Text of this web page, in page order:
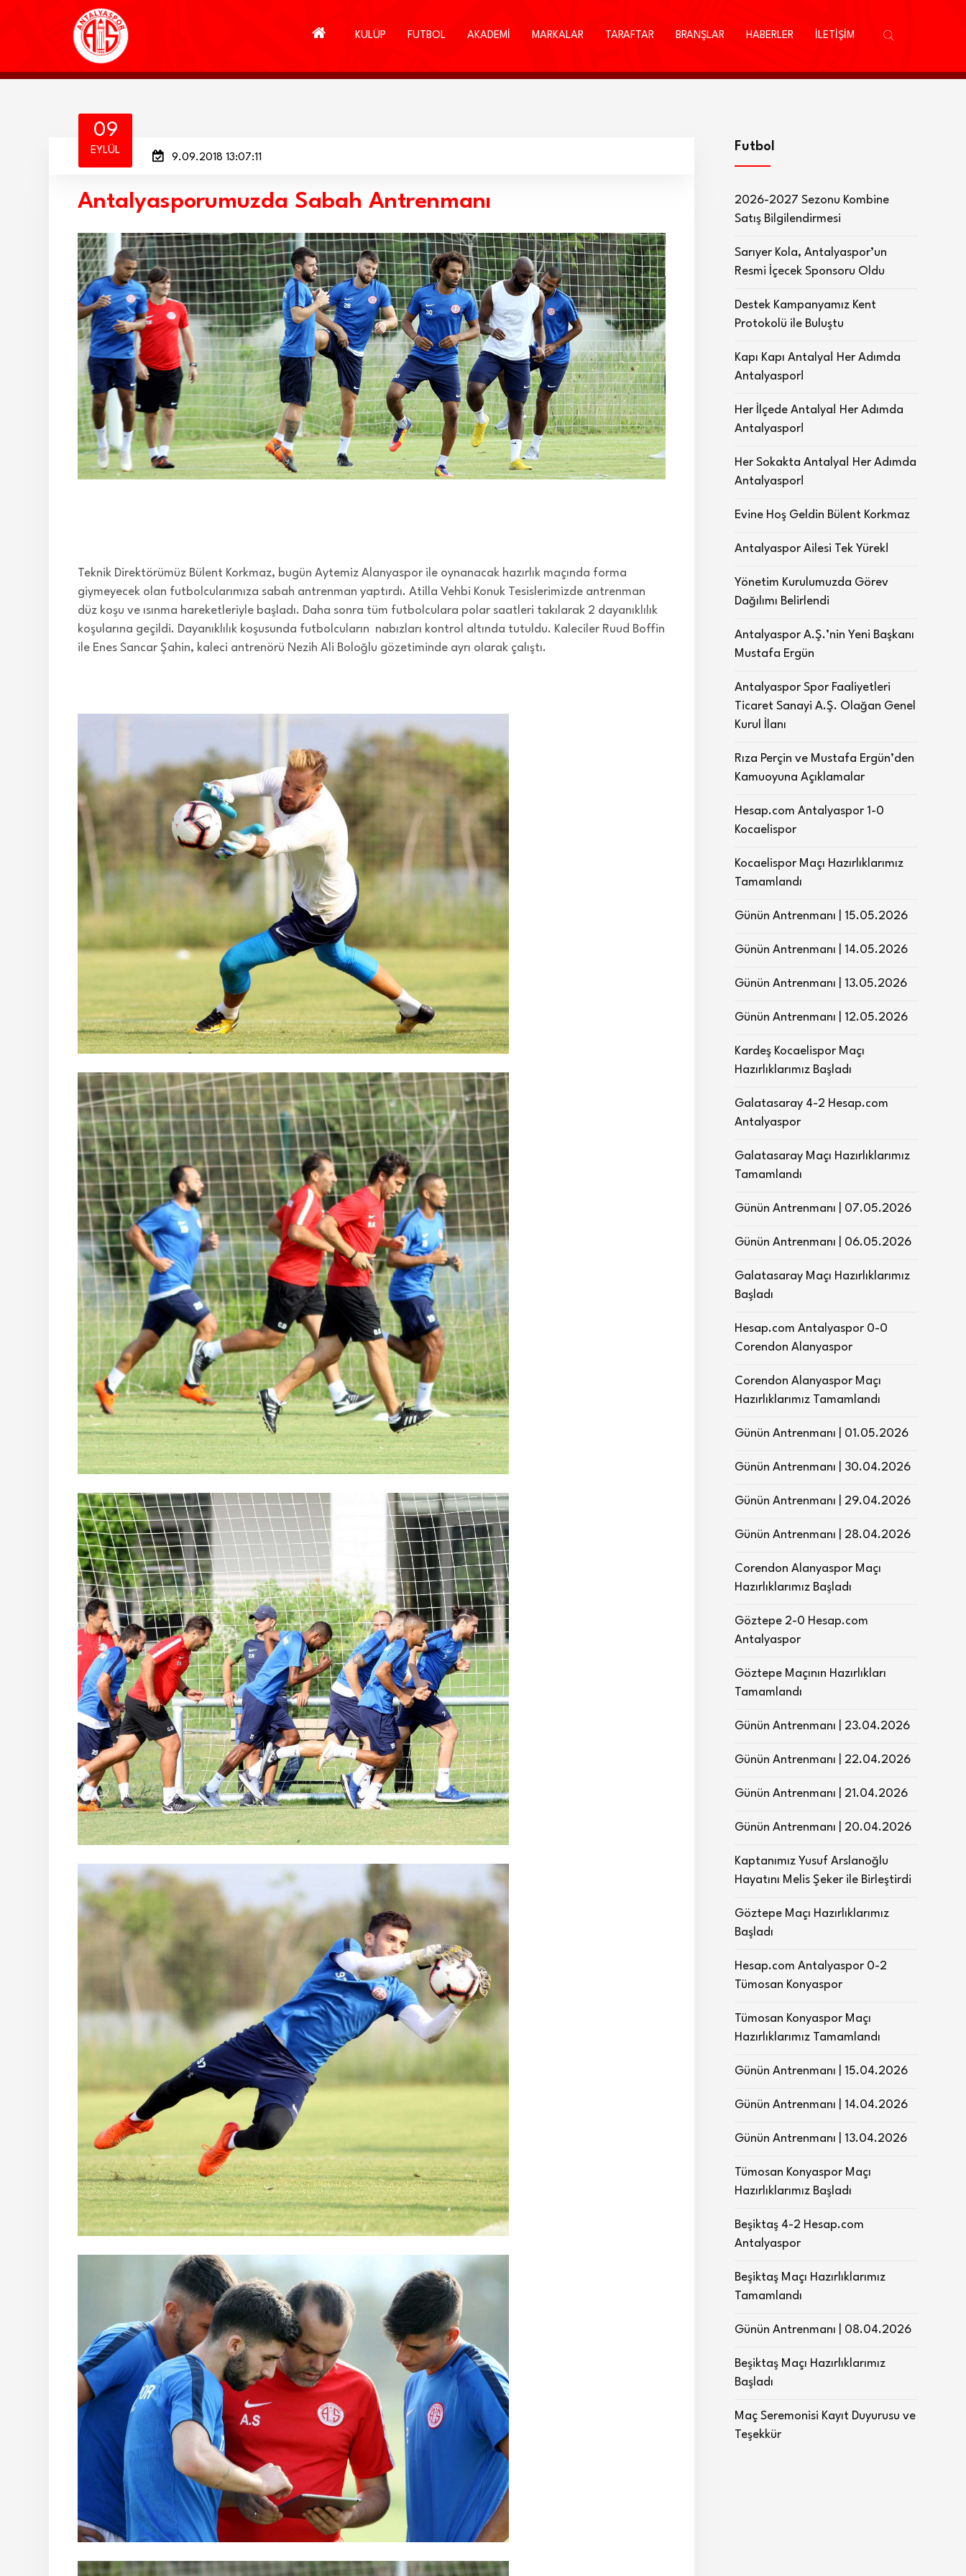
KULÜP FUTBOL AKADEMİ MARKALAR TARAFTAR BRANŞLAR HABERLER İLETİŞİM
09
EYLÜL
9.09.2018 13:07:11
Antalyasporumuzda Sabah Antrenmanı
Teknik Direktörümüz Bülent Korkmaz, bugün Aytemiz Alanyaspor ile oynanacak hazırlık maçında forma
giymeyecek olan futbolcularımıza sabah antrenman yaptırdı. Atilla Vehbi Konuk Tesislerimizde antrenman
düz koşu ve ısınma hareketleriyle başladı. Daha sonra tüm futbolculara polar saatleri takılarak 2 dayanıklılık
koşularına geçildi. Dayanıklılık koşusunda futbolcuların nabızları kontrol altında tutuldu. Kaleciler Ruud Boffin
ile Enes Sancar Şahin, kaleci antrenörü Nezih Ali Boloğlu gözetiminde ayrı olarak çalıştı.
Futbol
2026-2027 Sezonu Kombine
Satış Bilgilendirmesi
Sarıyer Kola, Antalyaspor’un
Resmi İçecek Sponsoru Oldu
Destek Kampanyamız Kent
Protokolü ile Buluştu
Kapı Kapı Antalya! Her Adımda
Antalyaspor!
Her İlçede Antalya! Her Adımda
Antalyaspor!
Her Sokakta Antalya! Her Adımda
Antalyaspor!
Evine Hoş Geldin Bülent Korkmaz
Antalyaspor Ailesi Tek Yürek!
Yönetim Kurulumuzda Görev
Dağılımı Belirlendi
Antalyaspor A.Ş.’nin Yeni Başkanı
Mustafa Ergün
Antalyaspor Spor Faaliyetleri
Ticaret Sanayi A.Ş. Olağan Genel
Kurul İlanı
Rıza Perçin ve Mustafa Ergün’den
Kamuoyuna Açıklamalar
Hesap.com Antalyaspor 1-0
Kocaelispor
Kocaelispor Maçı Hazırlıklarımız
Tamamlandı
Günün Antrenmanı | 15.05.2026
Günün Antrenmanı | 14.05.2026
Günün Antrenmanı | 13.05.2026
Günün Antrenmanı | 12.05.2026
Kardeş Kocaelispor Maçı
Hazırlıklarımız Başladı
Galatasaray 4-2 Hesap.com
Antalyaspor
Galatasaray Maçı Hazırlıklarımız
Tamamlandı
Günün Antrenmanı | 07.05.2026
Günün Antrenmanı | 06.05.2026
Galatasaray Maçı Hazırlıklarımız
Başladı
Hesap.com Antalyaspor 0-0
Corendon Alanyaspor
Corendon Alanyaspor Maçı
Hazırlıklarımız Tamamlandı
Günün Antrenmanı | 01.05.2026
Günün Antrenmanı | 30.04.2026
Günün Antrenmanı | 29.04.2026
Günün Antrenmanı | 28.04.2026
Corendon Alanyaspor Maçı
Hazırlıklarımız Başladı
Göztepe 2-0 Hesap.com
Antalyaspor
Göztepe Maçının Hazırlıkları
Tamamlandı
Günün Antrenmanı | 23.04.2026
Günün Antrenmanı | 22.04.2026
Günün Antrenmanı | 21.04.2026
Günün Antrenmanı | 20.04.2026
Kaptanımız Yusuf Arslanoğlu
Hayatını Melis Şeker ile Birleştirdi
Göztepe Maçı Hazırlıklarımız
Başladı
Hesap.com Antalyaspor 0-2
Tümosan Konyaspor
Tümosan Konyaspor Maçı
Hazırlıklarımız Tamamlandı
Günün Antrenmanı | 15.04.2026
Günün Antrenmanı | 14.04.2026
Günün Antrenmanı | 13.04.2026
Tümosan Konyaspor Maçı
Hazırlıklarımız Başladı
Beşiktaş 4-2 Hesap.com
Antalyaspor
Beşiktaş Maçı Hazırlıklarımız
Tamamlandı
Günün Antrenmanı | 08.04.2026
Beşiktaş Maçı Hazırlıklarımız
Başladı
Maç Seremonisi Kayıt Duyurusu ve
Teşekkür